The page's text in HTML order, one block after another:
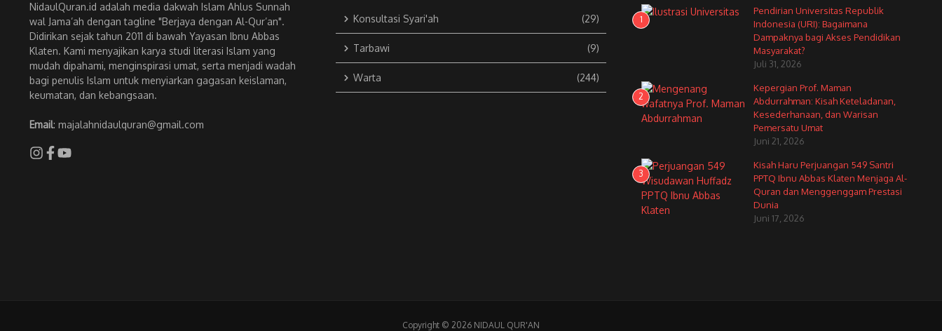
NidaulQuran.id adalah media dakwah Islam Ahlus Sunnah
wal Jama’ah dengan tagline "Berjaya dengan Al-Qur’an".
Didirikan sejak tahun 2011 di bawah Yayasan Ibnu Abbas
Klaten. Kami menyajikan karya studi literasi Islam yang
mudah dipahami, menginspirasi umat, serta menjadi wadah
bagi penulis Islam untuk menyiarkan gagasan keislaman,
keumatan, dan kebangsaan.
Email: majalahnidaulquran@gmail.com
Konsultasi Syari'ah (29)
Tarbawi (9)
Warta (244)
1
Pendirian Universitas Republik
Indonesia (URI): Bagaimana
Dampaknya bagi Akses Pendidikan
Masyarakat?
Juli 31, 2026
2
Kepergian Prof. Maman
Abdurrahman: Kisah Keteladanan,
Kesederhanaan, dan Warisan
Pemersatu Umat
Juni 21, 2026
3
Kisah Haru Perjuangan 549 Santri
PPTQ Ibnu Abbas Klaten Menjaga Al-
Quran dan Menggenggam Prestasi
Dunia
Juni 17, 2026
Copyright © 2026 NIDAUL QUR'AN